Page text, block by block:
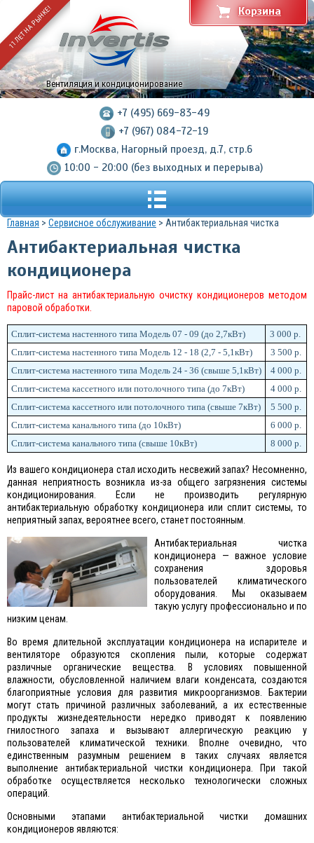
11 ЛЕТ НА РЫНКЕ!
Вентиляция и кондиционирование
+7 (495) 669-83-49
+7 (967) 084-72-19
г.Москва, Нагорный проезд, д.7, стр.6
10:00 - 20:00 (без выходных и перерыва)
Корзина
Главная > Сервисное обслуживание > Антибактериальная чистка
Антибактериальная чистка
кондиционера
Прайс-лист на антибактериальную очистку кондиционеров методом
паровой обработки.
Сплит-система настенного типа Модель 07 - 09 (до 2,7кВт)
3 000 р.
Сплит-система настенного типа Модель 12 - 18 (2,7 - 5,1кВт)
3 500 р.
Сплит-система настенного типа Модель 24 - 36 (свыше 5,1кВт)
4 000 р.
Сплит-система кассетного или потолочного типа (до 7кВт)
4 000 р.
Сплит-система кассетного или потолочного типа (свыше 7кВт)
5 500 р.
Сплит-система канального типа (до 10кВт)
6 000 р.
Сплит-система канального типа (свыше 10кВт)
8 000 р.
Из вашего кондиционера стал исходить несвежий запах? Несомненно,
данная неприятность возникла из-за общего загрязнения системы
кондиционирования. Если не производить регулярную
антибактериальную обработку кондиционера или сплит системы, то
неприятный запах, вероятнее всего, станет постоянным.
Антибактериальная чистка
кондиционера — важное условие
сохранения здоровья
пользователей климатического
оборудования. Мы оказываем
такую услугу профессионально и по
низким ценам.
Во время длительной эксплуатации кондиционера на испарителе и
вентиляторе образуются скопления пыли, которые содержат
различные органические вещества. В условиях повышенной
влажности, обусловленной наличием влаги конденсата, создаются
благоприятные условия для развития микроорганизмов. Бактерии
могут стать причиной различных заболеваний, а их естественные
продукты жизнедеятельности нередко приводят к появлению
гнилостного запаха и вызывают аллергическую реакцию у
пользователей климатической техники. Вполне очевидно, что
единственным разумным решением в таких случаях является
выполнение антибактериальной чистки кондиционера. При такой
обработке осуществляется несколько технологически сложных
операций.
Основными этапами антибактериальной чистки домашних
кондиционеров являются: